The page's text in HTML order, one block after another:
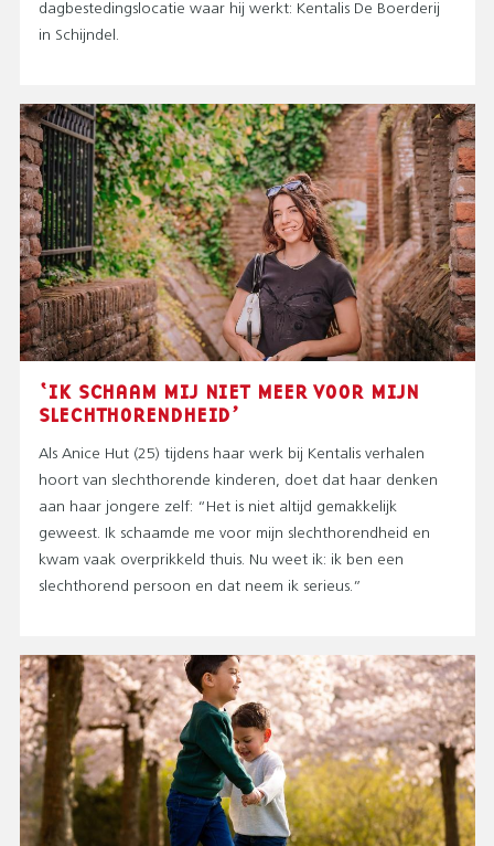
dagbestedingslocatie waar hij werkt: Kentalis De Boerderij
in Schijndel.
‘IK SCHAAM MIJ NIET MEER VOOR MIJN
SLECHTHORENDHEID’
Als Anice Hut (25) tijdens haar werk bij Kentalis verhalen
hoort van slechthorende kinderen, doet dat haar denken
aan haar jongere zelf: “Het is niet altijd gemakkelijk
geweest. Ik schaamde me voor mijn slechthorendheid en
kwam vaak overprikkeld thuis. Nu weet ik: ik ben een
slechthorend persoon en dat neem ik serieus.”